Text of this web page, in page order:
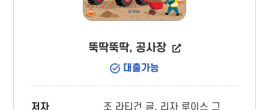
뚝딱뚝딱, 공사장
대출가능
저자
조 라티건 글, 리자 루이스 그